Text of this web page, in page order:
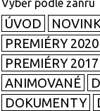
ÚVOD
PREMIÉRY 2020
PREMIÉRY 2017
ANIMOVANÉ
DOKUMENTY